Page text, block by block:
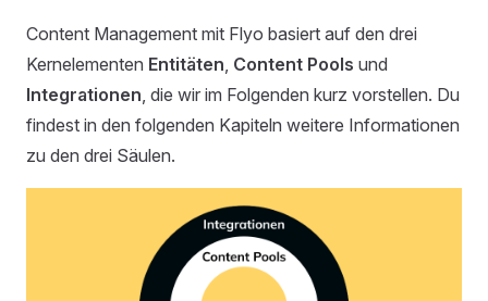
Content Management mit Flyo basiert auf den drei
Kernelementen Entitäten, Content Pools und
Integrationen, die wir im Folgenden kurz vorstellen. Du
findest in den folgenden Kapiteln weitere Informationen
zu den drei Säulen.